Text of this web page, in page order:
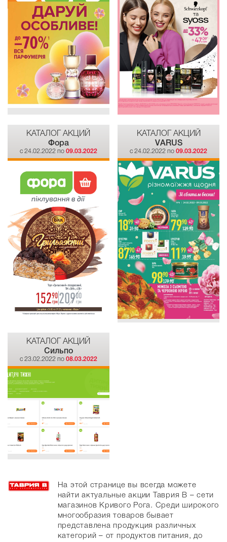
КАТАЛОГ АКЦИЙ
Фора
c 24.02.2022 по 09.03.2022
КАТАЛОГ АКЦИЙ
VARUS
c 24.02.2022 по09.03.2022
КАТАЛОГ АКЦИЙ
Сильпо
c 23.02.2022 по 08.03.2022
На этой странице вы всегда можете
найти актуальные акции Таврия В – сети
магазинов Кривого Рога. Среди широкого
многообразия товаров бывает
представлена продукция различных
категорий – от продуктов питания, до